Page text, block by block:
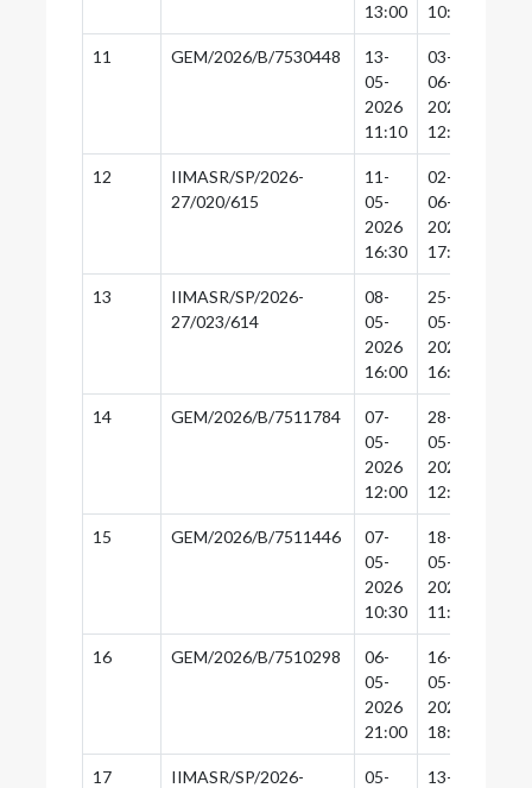
13:00
10:30
11 GEM/2026/B/7530448
13-
05-
2026
11:10
03-
06-
2026
12:30
12
IIMASR/SP/2026-
27/020/615
11-
05-
2026
16:30
02-
06-
2026
17:00
13
IIMASR/SP/2026-
27/023/614
08-
05-
2026
16:00
25-
05-
2026
16:30
14 GEM/2026/B/7511784
07-
05-
2026
12:00
28-
05-
2026
12:30
15 GEM/2026/B/7511446
07-
05-
2026
10:30
18-
05-
2026
11:30
16 GEM/2026/B/7510298
06-
05-
2026
21:00
16-
05-
2026
18:30
17
IIMASR/SP/2026-
05-
13-